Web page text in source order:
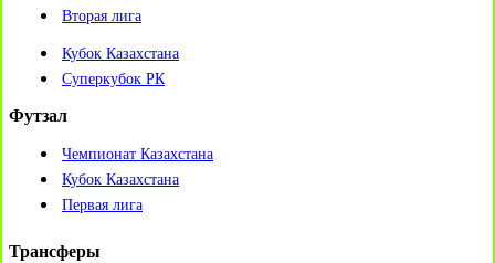
Вторая лига
Кубок Казахстана
Суперкубок РК
Футзал
Чемпионат Казахстана
Кубок Казахстана
Первая лига
Трансферы